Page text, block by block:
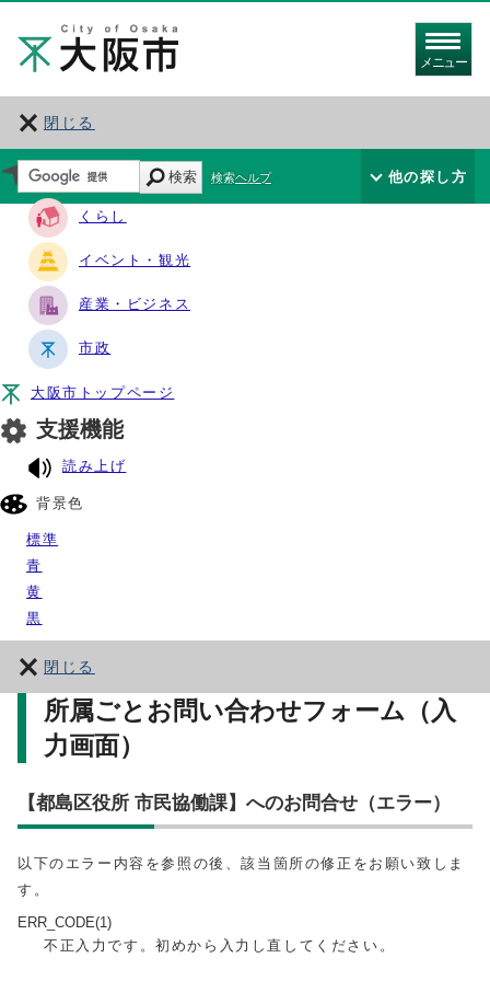
メニュー
閉じる
サイト・ナビ
くらし
イベント・観光
産業・ビジネス
市政
大阪市トップページ
支援機能
読み上げ
背景色
標準
青
黄
黒
閉じる
検索 検索ヘルプ 他の探し方
所属ごとお問い合わせフォーム（入
力画面）
【都島区役所 市民協働課】へのお問合せ（エラー）
以下のエラー内容を参照の後、該当箇所の修正をお願い致しま
す。
ERR_CODE(1)
不正入力です。初めから入力し直してください。